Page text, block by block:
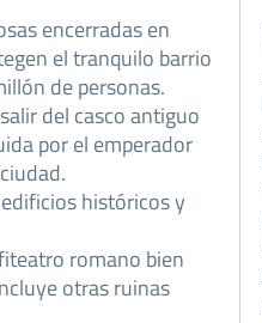
encerradas en
el tranquilo barrio
de personas.
del casco antiguo
por el emperador
históricos y
romano bien
otras ruinas